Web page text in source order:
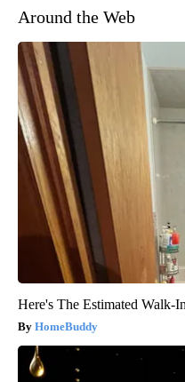
Around the Web
Here's The Estimated Walk-
HomeBuddy